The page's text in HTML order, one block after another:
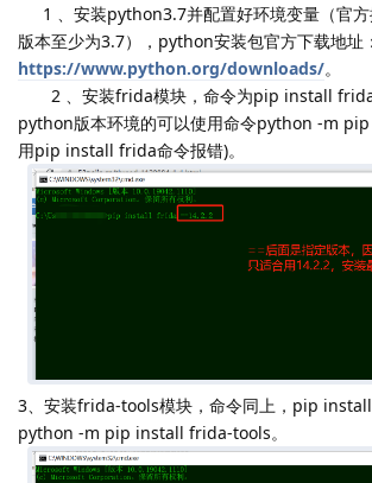
1 、安装python3.7并配置好环境变量（官
版本至少为3.7），python安装包官方下载地址：
https://www.python.org/downloads/。
2 、安装frida模块，命令为pip install
python版本环境的可以使用命令python -m
用pip install frida命令报错)。
3、安装frida-tools模块，命令同上，pip
python -m pip install frida-tools。